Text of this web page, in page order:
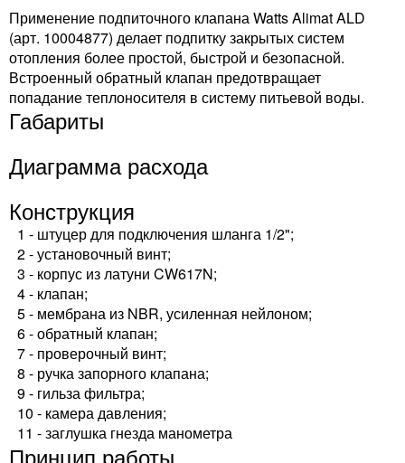
Применение подпиточного клапана Watts Alimat ALD
(арт. 10004877) делает подпитку закрытых систем
отопления более простой, быстрой и безопасной.
Встроенный обратный клапан предотвращает
попадание теплоносителя в систему питьевой воды.
Габариты
Диаграмма расхода
Конструкция
1 - штуцер для подключения шланга 1/2";
2 - установочный винт;
3 - корпус из латуни CW617N;
4 - клапан;
5 - мембрана из NBR, усиленная нейлоном;
6 - обратный клапан;
7 - проверочный винт;
8 - ручка запорного клапана;
9 - гильза фильтра;
10 - камера давления;
11 - заглушка гнезда манометра
Принцип работы